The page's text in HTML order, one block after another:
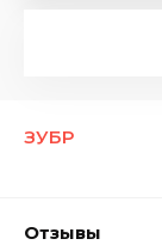
ЗУБР
Отзывы